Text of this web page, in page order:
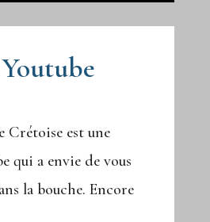
Crétoise est une
qui a envie de vous
la bouche. Encore